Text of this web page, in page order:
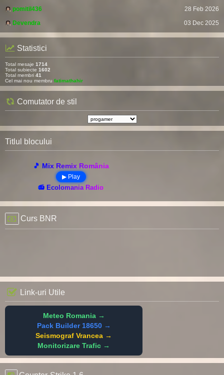
pomitil436
28 Feb 2026
Devendra
03 Dec 2025
Statistici
Total mesaje 1714
Total subiecte 1602
Total membri 41
Cel mai nou membru fatimathahir
Comutator de stil
Titlul blocului
🎵 Mix Remix România
▶ Play
📻 Ecolomania Radio
Curs BNR
Link-uri Utile
Meteo Romania →
Pack Builder 18650 →
Seismograf Vrancea →
Monitorizare Trafic →